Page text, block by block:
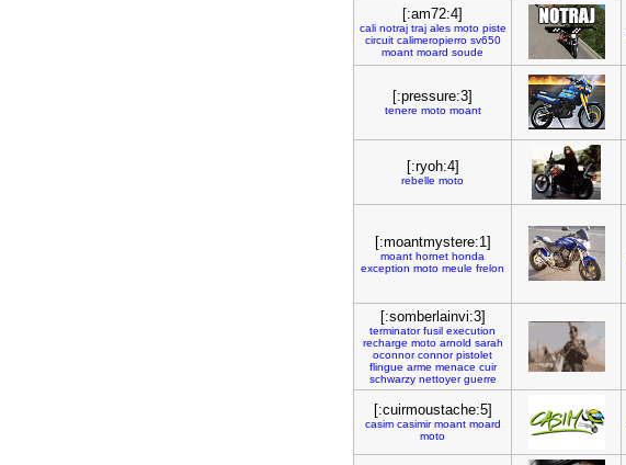
[:am72:4]
cali notraj traj ales moto piste
circuit calimeropierro sv650
moant moard soude
[:pressure:3]
tenere moto moant
[:ryoh:4]
rebelle moto
[:moantmystere:1]
moant hornet honda
exception moto meule frelon
[:somberlainvi:3]
terminator fusil execution
recharge moto arnold sarah
oconnor connor pistolet
flingue arme menace cuir
schwarzy nettoyer guerre
[:cuirmoustache:5]
casim casimir moant moard
moto